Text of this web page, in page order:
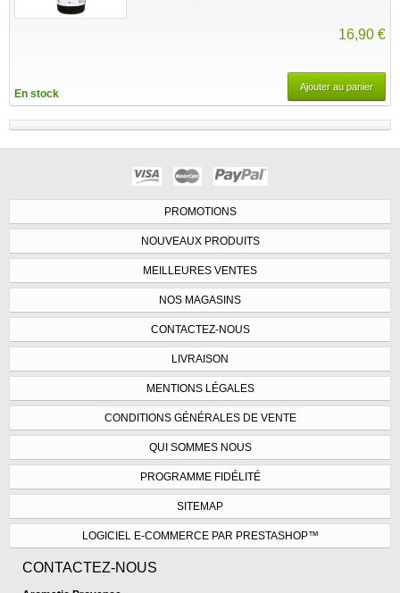
16,90 €
En stock
Ajouter au panier
PROMOTIONS
NOUVEAUX PRODUITS
MEILLEURES VENTES
NOS MAGASINS
CONTACTEZ-NOUS
LIVRAISON
MENTIONS LÉGALES
CONDITIONS GÉNÉRALES DE VENTE
QUI SOMMES NOUS
PROGRAMME FIDÉLITÉ
SITEMAP
LOGICIEL E-COMMERCE PAR PRESTASHOP™
CONTACTEZ-NOUS